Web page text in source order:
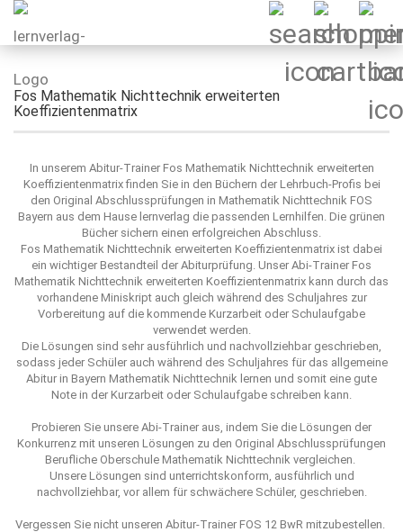
Fos Mathematik Nichttechnik erweiterten
Koeffizientenmatrix
In unserem Abitur-Trainer Fos Mathematik Nichttechnik erweiterten
Koeffizientenmatrix finden Sie in den Büchern der Lehrbuch-Profis bei
den Original Abschlussprüfungen in Mathematik Nichttechnik FOS
Bayern aus dem Hause lernverlag die passenden Lernhilfen. Die grünen
Bücher sichern einen erfolgreichen Abschluss.
Fos Mathematik Nichttechnik erweiterten Koeffizientenmatrix ist dabei
ein wichtiger Bestandteil der Abiturprüfung. Unser Abi-Trainer Fos
Mathematik Nichttechnik erweiterten Koeffizientenmatrix kann durch das
vorhandene Miniskript auch gleich während des Schuljahres zur
Vorbereitung auf die kommende Kurzarbeit oder Schulaufgabe
verwendet werden.
Die Lösungen sind sehr ausführlich und nachvollziehbar geschrieben,
sodass jeder Schüler auch während des Schuljahres für das allgemeine
Abitur in Bayern Mathematik Nichttechnik lernen und somit eine gute
Note in der Kurzarbeit oder Schulaufgabe schreiben kann.
Probieren Sie unsere Abi-Trainer aus, indem Sie die Lösungen der
Konkurrenz mit unseren Lösungen zu den Original Abschlussprüfungen
Berufliche Oberschule Mathematik Nichttechnik vergleichen.
Unsere Lösungen sind unterrichtskonform, ausführlich und
nachvollziehbar, vor allem für schwächere Schüler, geschrieben.
Vergessen Sie nicht unseren Abitur-Trainer FOS 12 BwR mitzubestellen.